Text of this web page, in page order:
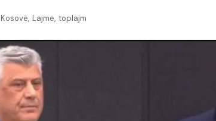
Kosovë, Lajme, toplajm